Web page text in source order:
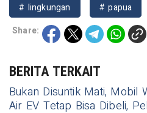
# lingkungan
# papua
Share:
BERITA TERKAIT
Bukan Disuntik Mati, Mobil
Air EV Tetap Bisa Dibeli,